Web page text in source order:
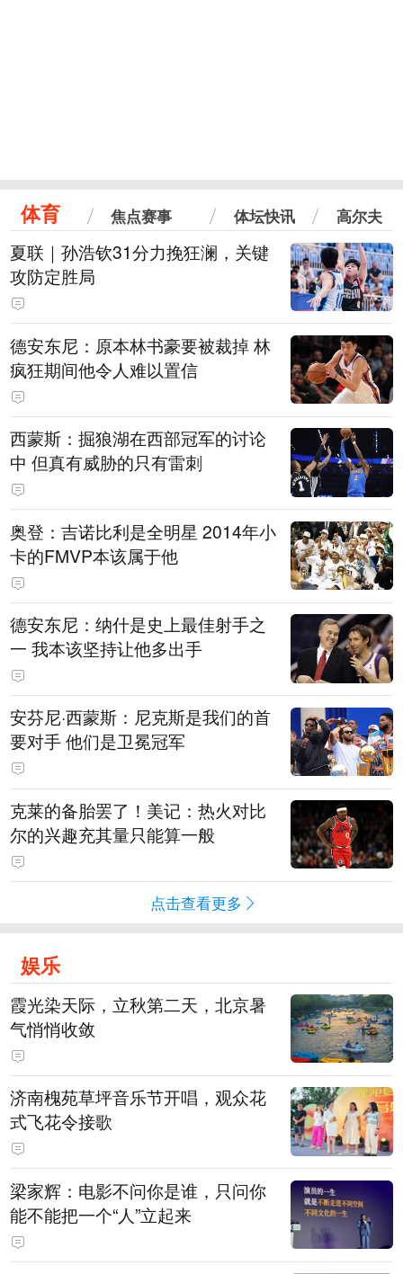
体育 焦点赛事 体坛快讯 高尔夫
夏联｜孙浩钦31分力挽狂澜，关键
攻防定胜局
德安东尼：原本林书豪要被裁掉 林
疯狂期间他令人难以置信
西蒙斯：掘狼湖在西部冠军的讨论
中 但真有威胁的只有雷刺
奥登：吉诺比利是全明星 2014年小
卡的FMVP本该属于他
德安东尼：纳什是史上最佳射手之
一 我本该坚持让他多出手
安芬尼·西蒙斯：尼克斯是我们的首
要对手 他们是卫冕冠军
克莱的备胎罢了！美记：热火对比
尔的兴趣充其量只能算一般
点击查看更多
娱乐
霞光染天际，立秋第二天，北京暑
气悄悄收敛
济南槐苑草坪音乐节开唱，观众花
式飞花令接歌
梁家辉：电影不问你是谁，只问你
能不能把一个“人”立起来